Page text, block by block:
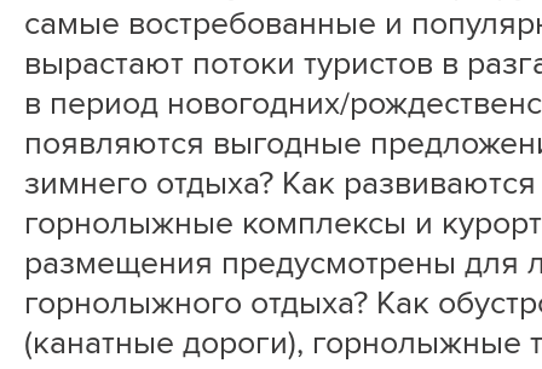
самые востребованные и
вырастают потоки туристов в
в период новогодних/
появляются выгодные
зимнего отдыха? Как
горнолыжные комплексы и
размещения предусмотрены для
горнолыжного отдыха? Как
(канатные дороги), горнолыжные